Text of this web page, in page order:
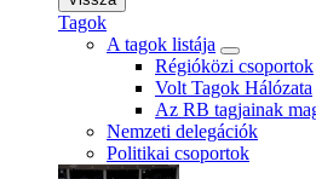
Tagok
A tagok listája
Régióközi csoportok
Volt Tagok Hálózata
Az RB tagjainak
Nemzeti delegációk
Politikai csoportok